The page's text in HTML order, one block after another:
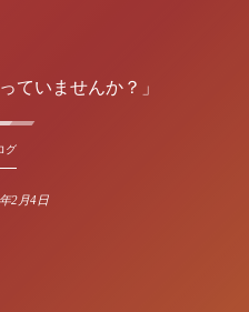
ていませんか？」
グ
2月4日